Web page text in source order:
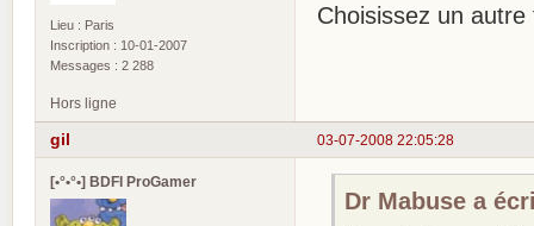
Lieu : Paris
Inscription : 10-01-2007
Messages : 2 288
Choisissez un
Hors ligne
03-07-2008 22:05:28
gil
[•°•°•] BDFI ProGamer
Dr Mabuse a